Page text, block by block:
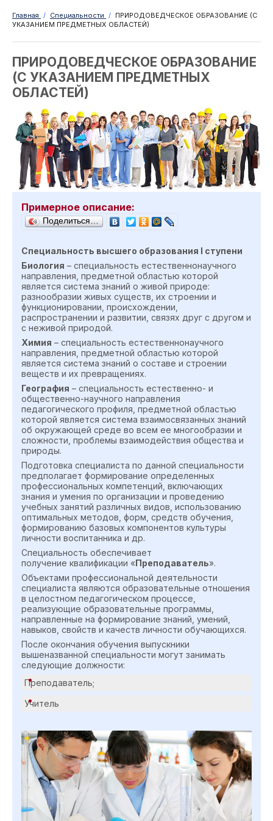
Главная / Специальности / ПРИРОДОВЕДЧЕСКОЕ ОБРАЗОВАНИЕ (С
УКАЗАНИЕМ ПРЕДМЕТНЫХ ОБЛАСТЕЙ)
ПРИРОДОВЕДЧЕСКОЕ ОБРАЗОВАНИЕ
(С УКАЗАНИЕМ ПРЕДМЕТНЫХ
ОБЛАСТЕЙ)
Примерное описание:
Поделиться…
Специальность высшего образования I ступени
Биология – специальность естественнонаучного
направления, предметной областью которой
является система знаний о живой природе:
разнообразии живых существ, их строении и
функционировании, происхождении,
распространении и развитии, связях друг с другом и
с неживой природой.
Химия – специальность естественнонаучного
направления, предметной областью которой
является система знаний о составе и строении
веществ и их превращениях.
География – специальность естественно- и
общественно-научного направления
педагогического профиля, предметной областью
которой является система взаимосвязанных знаний
об окружающей среде во всем ее многообразии и
сложности, проблемы взаимодействия общества и
природы.
Подготовка специалиста по данной специальности
предполагает формирование определенных
профессиональных компетенций, включающих
знания и умения по организации и проведению
учебных занятий различных видов, использованию
оптимальных методов, форм, средств обучения,
формированию базовых компонентов культуры
личности воспитанника и др.
Специальность обеспечивает
получение квалификации «Преподаватель».
Объектами профессиональной деятельности
специалиста являются образовательные отношения
в целостном педагогическом процессе,
реализующие образовательные программы,
направленные на формирование знаний, умений,
навыков, свойств и качеств личности обучающихся.
После окончания обучения выпускники
вышеназванной специальности могут занимать
следующие должности:
Преподаватель;
Учитель